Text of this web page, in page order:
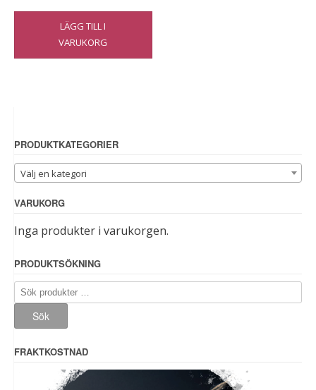
LÄGG TILL I
VARUKORG
PRODUKTKATEGORIER
Välj en kategori
VARUKORG
Inga produkter i varukorgen.
PRODUKTSÖKNING
Sök
efter:
Sök
FRAKTKOSTNAD